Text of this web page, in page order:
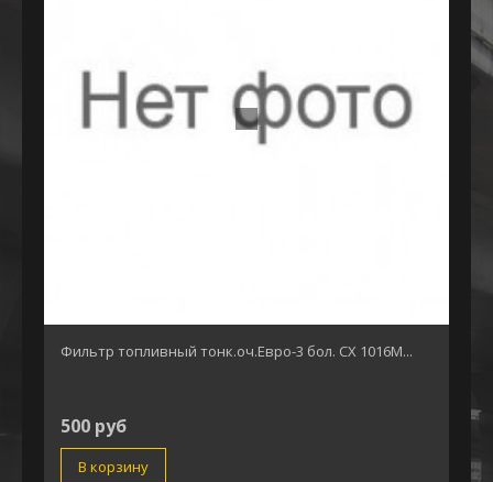
Фильтр топливный тонк.оч.Евро-3 бол. СХ 1016М...
500 руб
В корзину